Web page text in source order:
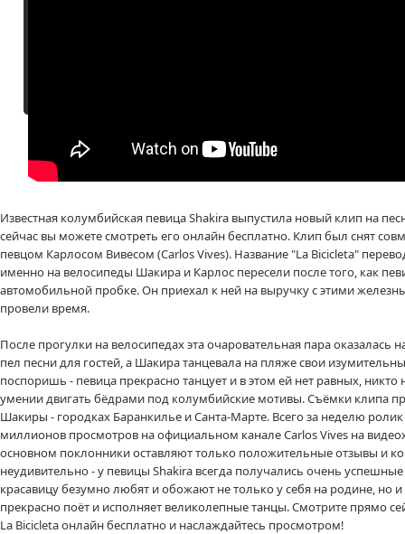
Другие клипы Shakira
Известная колумбийская певица Shakira выпустила новый клип на
сейчас вы можете смотреть его онлайн бесплатно. Клип был снят
певцом Карлосом Вивесом (Carlos Vives). Название "La Bicicleta"
именно на велосипеды Шакира и Карлос пересели после того, как
автомобильной пробке. Он приехал к ней на выручку с этими
провели время.
После прогулки на велосипедах эта очаровательная пара оказалась
пел песни для гостей, а Шакира танцевала на пляже свои
поспоришь - певица прекрасно танцует и в этом ей нет равных, никто
умении двигать бёдрами под колумбийские мотивы. Съёмки клипа
Шакиры - городках Баранкилье и Санта-Марте. Всего за неделю
миллионов просмотров на официальном канале Carlos Vives на
основном поклонники оставляют только положительные отзывы и
неудивительно - у певицы Shakira всегда получались очень
красавицу безумно любят и обожают не только у себя на родине, но
прекрасно поёт и исполняет великолепные танцы. Смотрите прямо
La Bicicleta онлайн бесплатно и наслаждайтесь просмотром!